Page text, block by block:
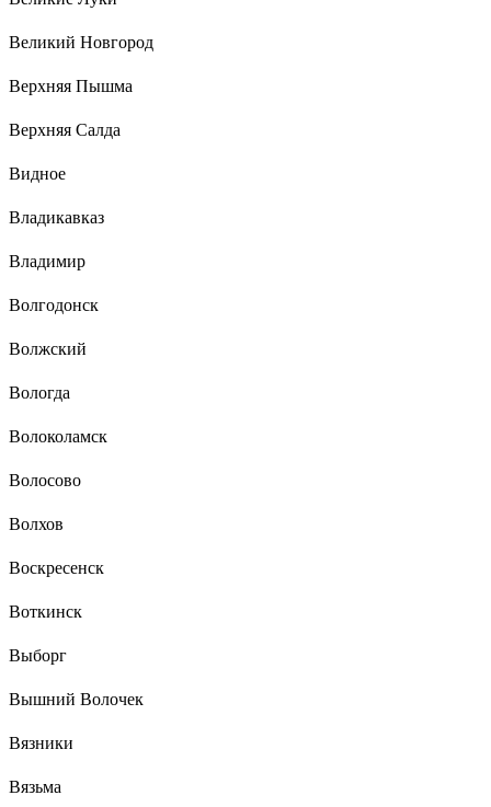
Великий Новгород
Верхняя Пышма
Верхняя Салда
Видное
Владикавказ
Владимир
Волгодонск
Волжский
Вологда
Волоколамск
Волосово
Волхов
Воскресенск
Воткинск
Выборг
Вышний Волочек
Вязники
Вязьма